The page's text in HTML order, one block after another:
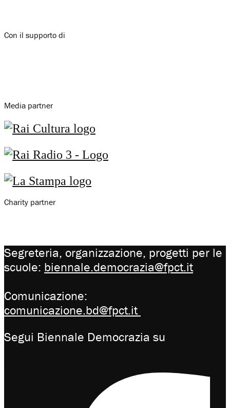
Con il supporto di
Media partner
Charity partner
Segreteria, organizzazione, progetti per le
scuole: biennale.democrazia@fpct.it
Comunicazione:
comunicazione.bd@fpct.it
Segui Biennale Democrazia su